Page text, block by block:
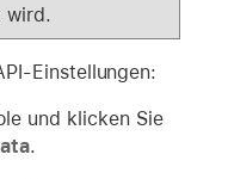
wird.
Einstellungen:
und klicken Sie
.